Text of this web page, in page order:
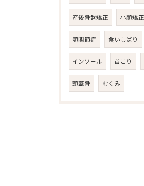
産後骨盤矯正 小顔矯正
顎関節症 食いしばり
インソール 首こり
頭蓋骨 むくみ